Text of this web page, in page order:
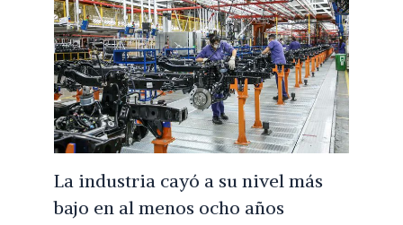
La industria cayó a su nivel más
bajo en al menos ocho años